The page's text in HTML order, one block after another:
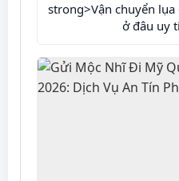
strong>Vận chuyển
ở đâu uy